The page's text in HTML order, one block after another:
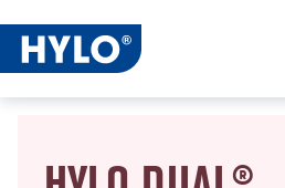
Tips och förebyggande